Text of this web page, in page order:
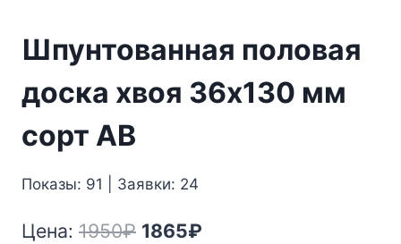
Шпунтованная половая
доска хвоя 36х130 мм
сорт АВ
Показы: 91 | Заявки: 24
Цена: 1950₽ Первоначальная
1865₽